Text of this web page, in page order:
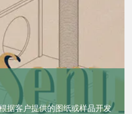
我们为您提供